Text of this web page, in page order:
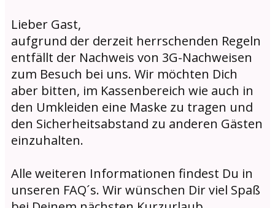
Lieber Gast,
aufgrund der derzeit herrschenden Regeln
entfällt der Nachweis von 3G-Nachweisen
zum Besuch bei uns. Wir möchten Dich
aber bitten, im Kassenbereich wie auch in
den Umkleiden eine Maske zu tragen und
den Sicherheitsabstand zu anderen Gästen
einzuhalten.
Alle weiteren Informationen findest Du in
unseren FAQ´s. Wir wünschen Dir viel Spaß